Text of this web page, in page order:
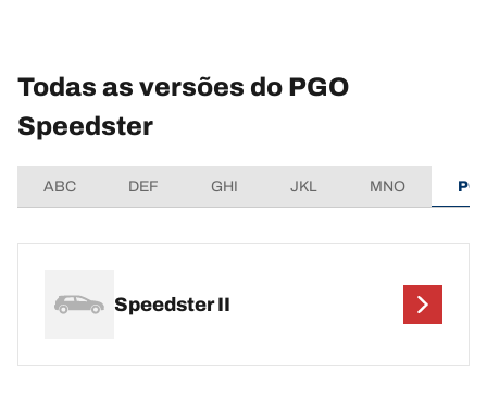
Todas as versões do PGO
Speedster
ABC DEF GHI JKL MNO
Speedster II